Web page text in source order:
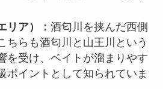
リア）： 酒匂川を挟んだ西側
ちらも酒匂川と山王川という
を受け、ベイトが溜まりやす
ポイントとして知られていま